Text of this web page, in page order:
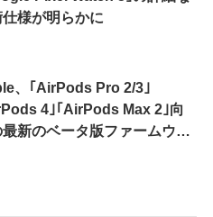
様が明らかに
、｢AirPods Pro 2/3｣
4｣｢AirPods Max 2｣向
最新のベータ版ファームウェ